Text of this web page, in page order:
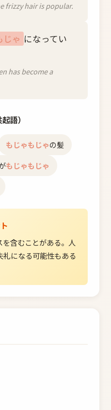
frizzy hair is popular.
じゃ になってい
has become a
語）
もじゃもじゃの髪
もじゃもじゃ
含むことがある。人
礼になる可能性もある